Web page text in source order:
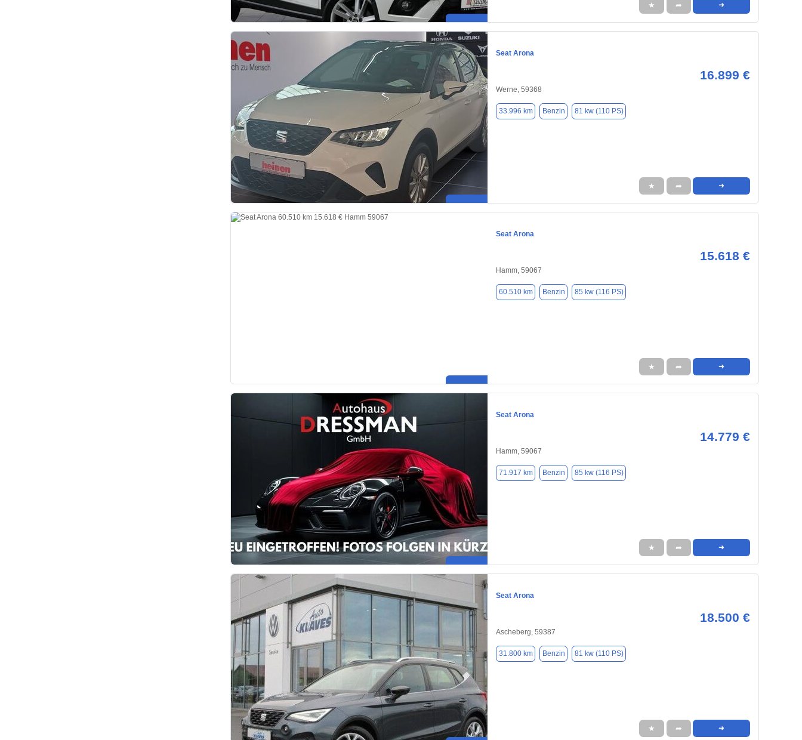
★ ➦ ➜
Seat Arona
16.899 €
Werne, 59368
33.996 km Benzin 81 kw (110 PS)
★ ➦ ➜
Seat Arona
15.618 €
Hamm, 59067
60.510 km Benzin 85 kw (116 PS)
★ ➦ ➜
Seat Arona
14.779 €
Hamm, 59067
71.917 km Benzin 85 kw (116 PS)
★ ➦ ➜
Seat Arona
18.500 €
Ascheberg, 59387
31.800 km Benzin 81 kw (110 PS)
★ ➦ ➜